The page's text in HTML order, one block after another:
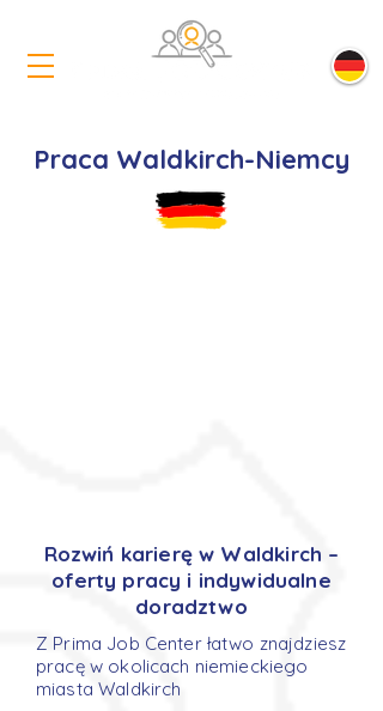
Praca Waldkirch-Niemcy
Rozwiń karierę w Waldkirch –
oferty pracy i indywidualne
doradztwo
Z Prima Job Center łatwo znajdziesz
pracę w okolicach niemieckiego
miasta Waldkirch